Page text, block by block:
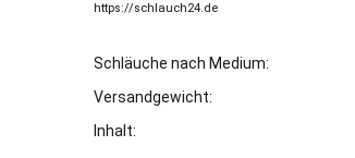
https://schlauch24.de
Schläuche nach Medium:
Versandgewicht:
Inhalt: